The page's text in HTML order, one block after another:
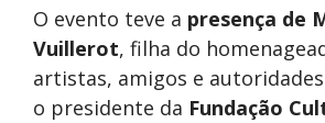
O evento teve a presença de
Vuillerot, filha do
artistas, amigos e
o presidente da Fundação